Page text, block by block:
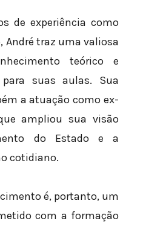
de experiência como
André traz uma valiosa
teórico e
suas aulas. Sua
a atuação como ex-
ampliou sua visão
do Estado e a
cotidiano.
é, portanto, um
com a formação